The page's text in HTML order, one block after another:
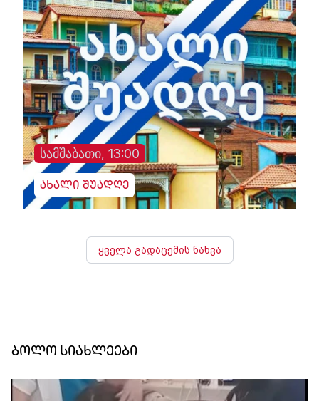
სამშაბათი, 13:00
ახალი შუადღე
ყველა გადაცემის ნახვა
ბოლო სიახლეები